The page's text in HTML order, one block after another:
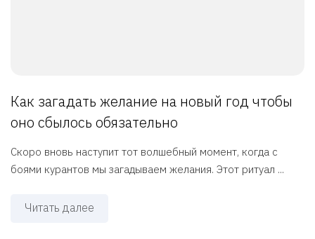
Как загадать желание на новый год чтобы
оно сбылось обязательно
Скоро вновь наступит тот волшебный момент, когда с
боями курантов мы загадываем желания. Этот ритуал ...
Читать далее